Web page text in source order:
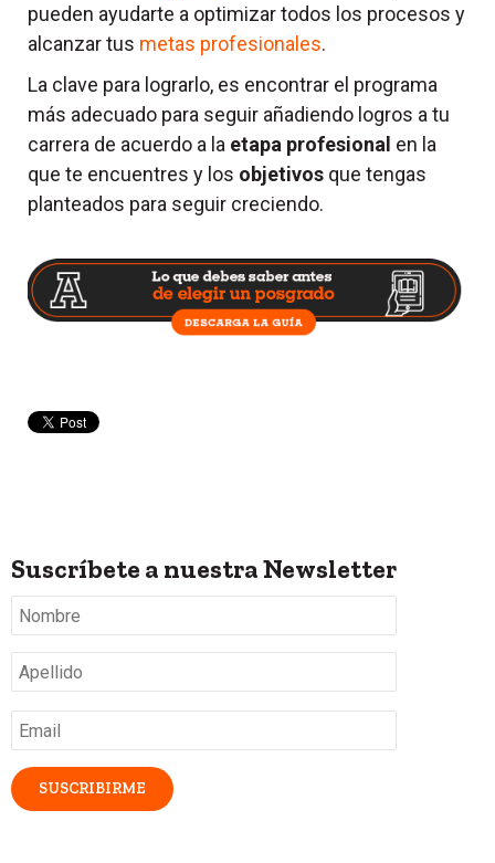
pueden ayudarte a optimizar todos los procesos y
alcanzar tus metas profesionales.
La clave para lograrlo, es encontrar el programa
más adecuado para seguir añadiendo logros a tu
carrera de acuerdo a la etapa profesional en la
que te encuentres y los objetivos que tengas
planteados para seguir creciendo.
Suscríbete a nuestra Newsletter
Nombre
Apellido
Email*